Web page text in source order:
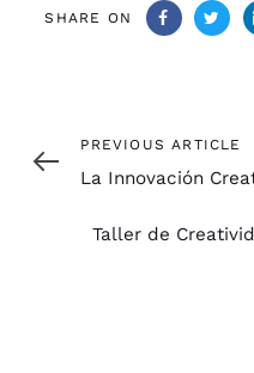
SHARE ON
Previous
PREVIOUS ARTICLE
La Innovación
Taller de